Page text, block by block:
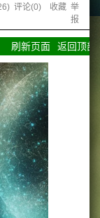
) 评论(0) 收藏 举
报
刷新页面 返回顶部